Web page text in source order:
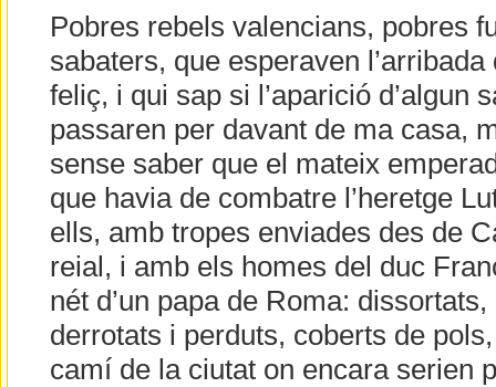
Pobres rebels valencians, pobres
sabaters, que esperaven
feliç, i qui sap si l’aparició d’algun
passaren per davant de ma casa,
sense saber que el mateix
que havia de combatre l’heretge
ells, amb tropes enviades des de
reial, i amb els homes del duc
nét d’un papa de Roma:
derrotats i perduts, coberts de
camí de la ciutat on encara serien